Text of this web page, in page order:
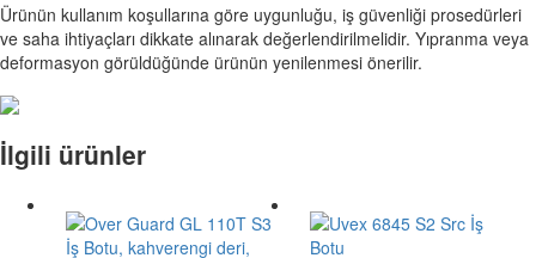
Ürünün kullanım koşullarına göre uygunluğu, iş güvenliği prosedürleri
ve saha ihtiyaçları dikkate alınarak değerlendirilmelidir. Yıpranma veya
deformasyon görüldüğünde ürünün yenilenmesi önerilir.
İlgili ürünler